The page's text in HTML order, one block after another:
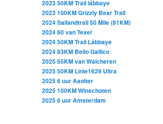
2023 50KM Trail lábbaye
2023 100KM Grizzly BearTrail
2024 Sallandtrail 50 Mile (81KM)
2024 60 van Texel
2024 50KM Trail Lábbaye
2024 83KM Bello Gallico
2025 65KM van Walcheren
2025 50KM Linie1629 Ultra
2025 6 uur Aaolter
2025 100KM Winschoten
2025 6 uur Amsterdam